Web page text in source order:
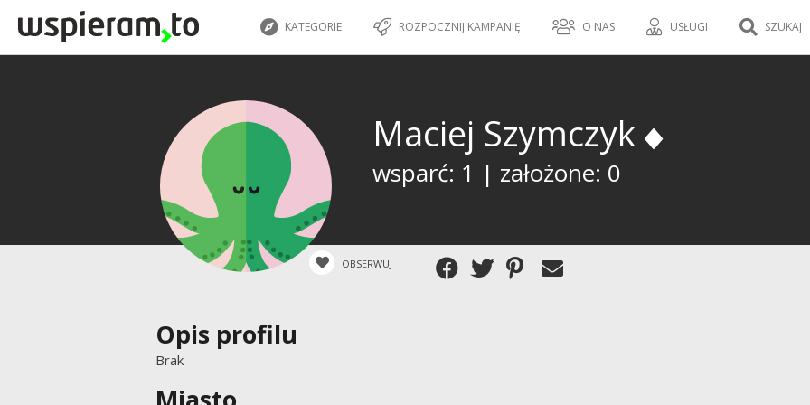
KATEGORIE ROZPOCZNIJ KAMPANIĘ O NAS USŁUGI SZUKAJ
Maciej Szymczyk
wsparć: 1 | założone: 0
OBSERWUJ
Opis profilu
Brak